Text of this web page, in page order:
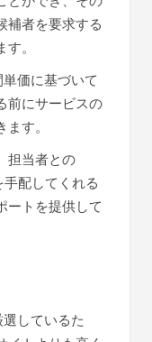
補者を要求する
。
価に基づいて
前にサービスの
す。
担当者との
配してくれる
ートを提供して
しているた